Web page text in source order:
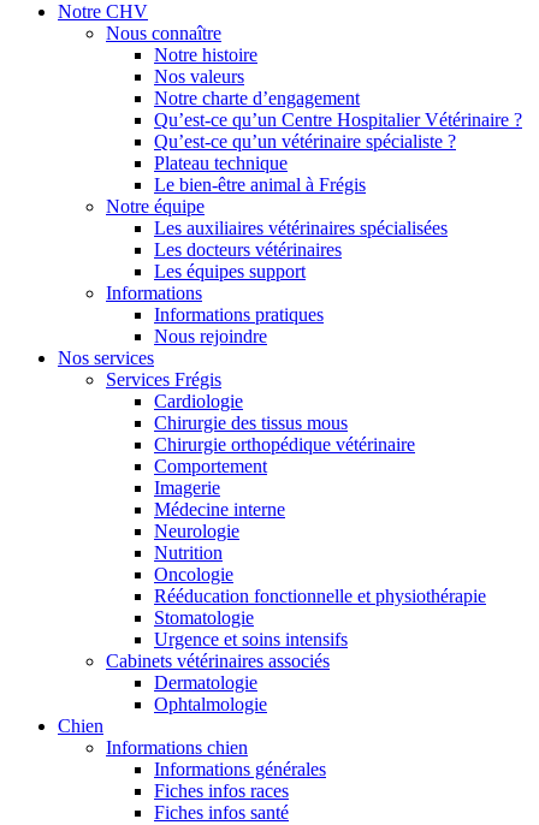
Notre CHV
Nous connaître
Notre histoire
Nos valeurs
Notre charte d’engagement
Qu’est-ce qu’un Centre Hospitalier Vétérinaire ?
Qu’est-ce qu’un vétérinaire spécialiste ?
Plateau technique
Le bien-être animal à Frégis
Notre équipe
Les auxiliaires vétérinaires spécialisées
Les docteurs vétérinaires
Les équipes support
Informations
Informations pratiques
Nous rejoindre
Nos services
Services Frégis
Cardiologie
Chirurgie des tissus mous
Chirurgie orthopédique vétérinaire
Comportement
Imagerie
Médecine interne
Neurologie
Nutrition
Oncologie
Rééducation fonctionnelle et physiothérapie
Stomatologie
Urgence et soins intensifs
Cabinets vétérinaires associés
Dermatologie
Ophtalmologie
Chien
Informations chien
Informations générales
Fiches infos races
Fiches infos santé